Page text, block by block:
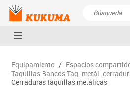
Equipamiento / Espacios
Taquillas·Bancos Taq. metál.
Cerraduras taquillas metálicas